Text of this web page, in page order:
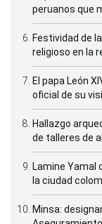
peruanos que
Festividad de
religioso en la
El papa León
oficial de su
Hallazgo
de talleres de
Lamine Yamal
la ciudad
Minsa: